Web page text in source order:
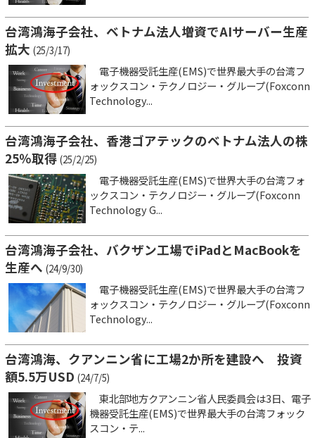
台湾鴻海子会社、ベトナム法人増資でAIサーバー生産
拡大 (25/3/17)
電子機器受託生産(EMS)で世界最大手の台湾フ
ォックスコン・テクノロジー・グループ(Foxconn
Technology...
台湾鴻海子会社、香港ゴアテックのベトナム法人の株
25％取得 (25/2/25)
電子機器受託生産(EMS)で世界大手の台湾フォ
ックスコン・テクノロジー・グループ(Foxconn
Technology G...
台湾鴻海子会社、バクザン工場でiPadとMacBookを
生産へ (24/9/30)
電子機器受託生産(EMS)で世界最大手の台湾フ
ォックスコン・テクノロジー・グループ(Foxconn
Technology...
台湾鴻海、クアンニン省に工場2か所を建設へ 投資
額5.5万USD (24/7/5)
東北部地方クアンニン省人民委員会は3日、電子
機器受託生産(EMS)で世界最大手の台湾フォック
スコン・テ...